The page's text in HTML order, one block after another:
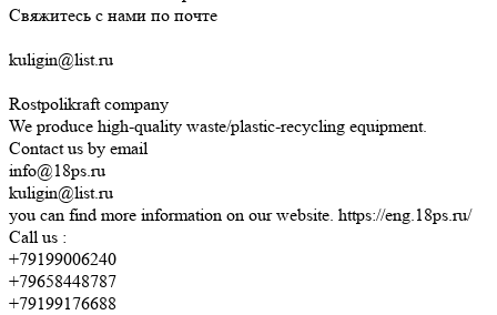
Свяжитесь с нами по почте
kuligin@list.ru
Rostpolikraft company
We produce high-quality waste/plastic-recycling equipment.
Contact us by email
info@18ps.ru
kuligin@list.ru
you can find more information on our website. https://eng.18ps.ru/
Call us :
+79199006240
+79658448787
+79199176688